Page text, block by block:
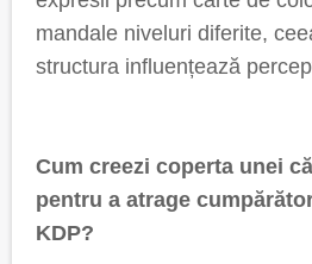
mandale niveluri diferite,
structura influențează
Cum creezi coperta unei
pentru a atrage
KDP?